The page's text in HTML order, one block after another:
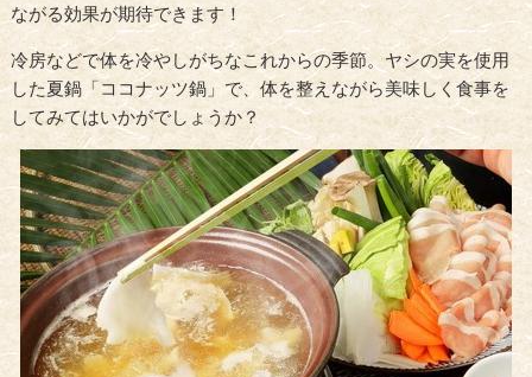
ながる効果が期待できます！
冷房などで体を冷やしがちなこれからの季節。ヤシの実を使用
した夏鍋「ココナッツ鍋」で、体を整えながら美味しく食事を
してみてはいかがでしょうか？